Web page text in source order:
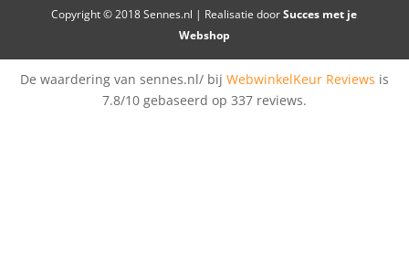
Copyright © 2018 Sennes.nl | Realisatie doorSucces met je
Webshop
De waardering van sennes.nl/ bij WebwinkelKeur Reviews is
7.8/10 gebaseerd op 337 reviews.